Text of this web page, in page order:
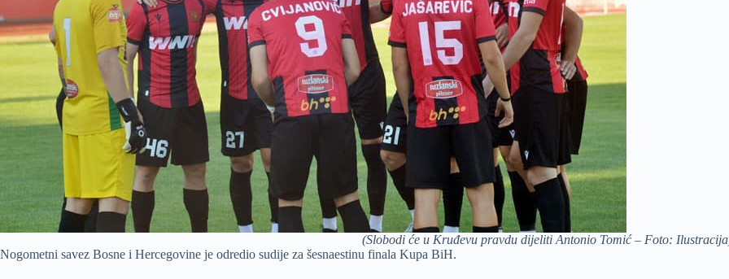
(Slobodi će u Kruđevu pravdu dijeliti Antonio Tomić – Foto:
Nogometni savez Bosne i Hercegovine je odredio sudije za šesnaestinu finala Kupa BiH.